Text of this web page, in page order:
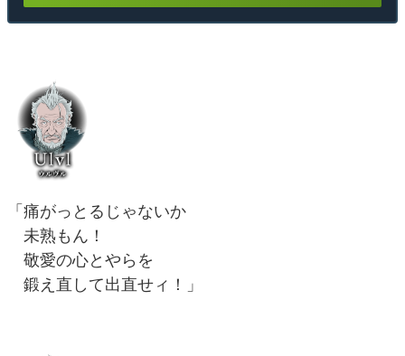
「痛がっとるじゃないか
未熟もん！
敬愛の心とやらを
鍛え直して出直せィ！」